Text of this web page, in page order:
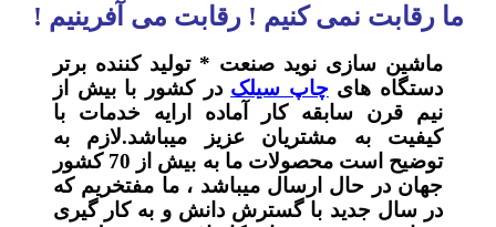
ما رقابت نمی کنیم ! رقابت می آفرینیم !
ماشین سازی نوید صنعت * تولید کننده برتر
دستگاه هایچاپ سیلک در کشور با بیش از
نیم قرن سابقه کار آماده ارایه خدمات با
کیفیت به مشتریان عزیز میباشد.لازم به
توضیح است محصولات ما به بیش از 70 کشور
جهان در حال ارسال میباشد ، ما مفتخریم که
در سال جدید با گسترش دانش و به کار گیری